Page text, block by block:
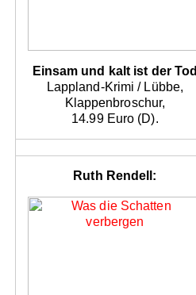
Einsam und kalt ist der Tod
Lappland-Krimi / Lübbe,
Klappenbroschur,
14.99 Euro (D).
Ruth Rendell: